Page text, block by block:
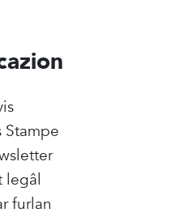
Stampe
legâl
furlan